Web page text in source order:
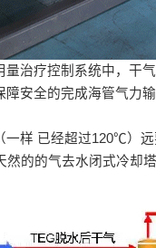
治疗控制系统中，干
安全的完成海管气力
一样 已经超过120℃）
的的气去水闭式冷却